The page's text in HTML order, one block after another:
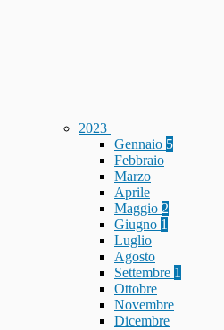
2023
Gennaio 5
Febbraio
Marzo
Aprile
Maggio 2
Giugno 1
Luglio
Agosto
Settembre 1
Ottobre
Novembre
Dicembre